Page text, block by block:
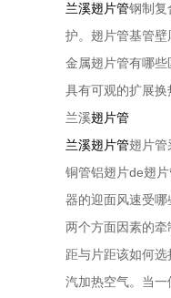
兰溪翅片管钢制复
护。翅片管基管
金属翅片管有哪
具有可观的扩展
兰溪翅片管
兰溪翅片管翅片管
铜管铝翅片de翅
器的迎面风速受
两个方面因素的
距与片距该如何
汽加热空气。当